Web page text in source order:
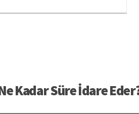
Kadar Süre İdare